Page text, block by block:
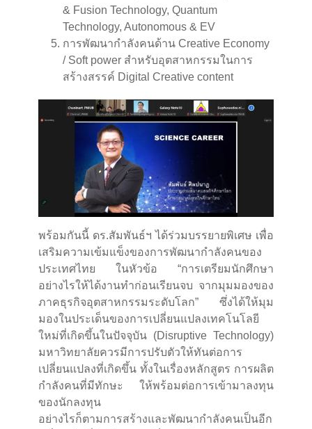
& Fusion Technology, Quantum
Technology, Autonomous & EV
การพัฒนากำลังคนด้าน Creative Economy
/ Soft power สำหรับอุตสาหกรรมในการ
สร้างสรรค์ Digital Creative content
พร้อมกันนี้ ดร.สัมพันธ์ฯ ได้ร่วมบรรยายพิเศษ เพื่อ
เสริมความเข้มแข็งของการพัฒนากำลังคนของ
ประเทศไทย ในหัวข้อ “การเตรียมนักศึกษา
อย่างไรให้ได้งานทำก่อนเรียนจบ จากมุมมองของ
ภาคธุรกิจอุตสาหกรรมระดับโลก” ซึ่งได้ให้มุม
มองในประเด็นของการเปลี่ยนแปลงเทคโนโลยี
ใหม่ที่เกิดขึ้นในปัจจุบัน (Disruptive Technology)
มหาวิทยาลัยควรมีการปรับตัวให้ทันต่อการ
เปลี่ยนแปลงที่เกิดขึ้น ทั้งในเรื่องหลักสูตร การผลิต
กำลังคนที่มีทักษะ ให้พร้อมต่อการเข้ามาลงทุน
ของนักลงทุน
อย่างไรก็ตามการสร้างและพัฒนากำลังคนเป็นอีก